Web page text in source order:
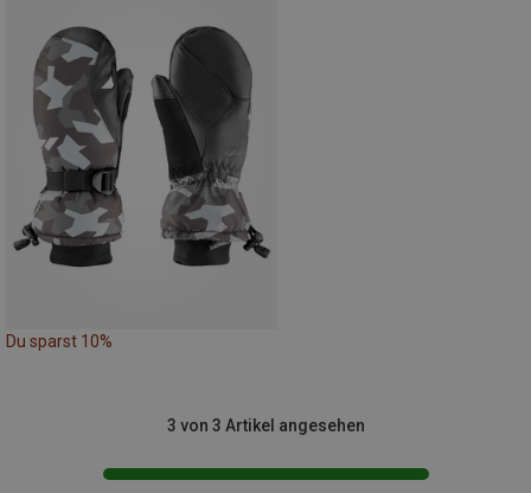
Du sparst 10%
3 von 3 Artikel angesehen